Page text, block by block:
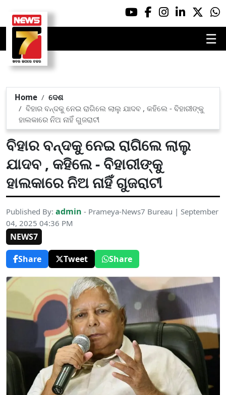
☰
Home
ଦେଶ
ବିହାର ବନ୍ଦକୁ ନେଇ ରାଗିଲେ ଲାଲୁ ଯାଦବ , କହିଲେ - ବିହାରୀଙ୍କୁ
ହାଲକାରେ ନିଅ ନାହିଁ ଗୁଜରାଟୀ
ବିହାର ବନ୍ଦକୁ ନେଇ ରାଗିଲେ ଲାଲୁ
ଯାଦବ , କହିଲେ - ବିହାରୀଙ୍କୁ
ହାଲକାରେ ନିଅ ନାହିଁ ଗୁଜରାଟୀ
Published By: admin - Prameya-News7 Bureau | September
04, 2025 04:36 PM
NEWS7
Share
Tweet Share